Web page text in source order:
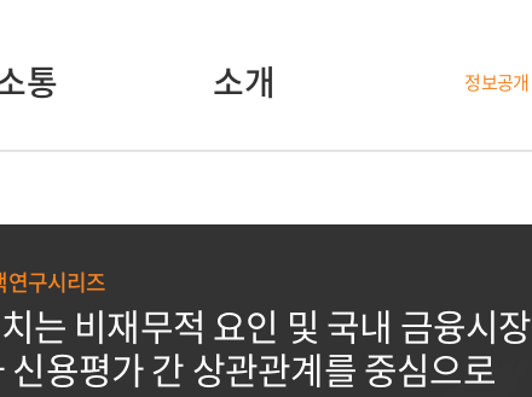
통 소개 정보공개
연구시리즈
는 비재무적 요인 및 국내 금융시장
용평가 간 상관관계를 중심으로